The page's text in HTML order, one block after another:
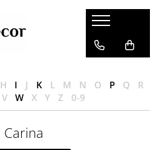
H I J K L M N O P Q
R
V W X Y Z 0-9
Carina